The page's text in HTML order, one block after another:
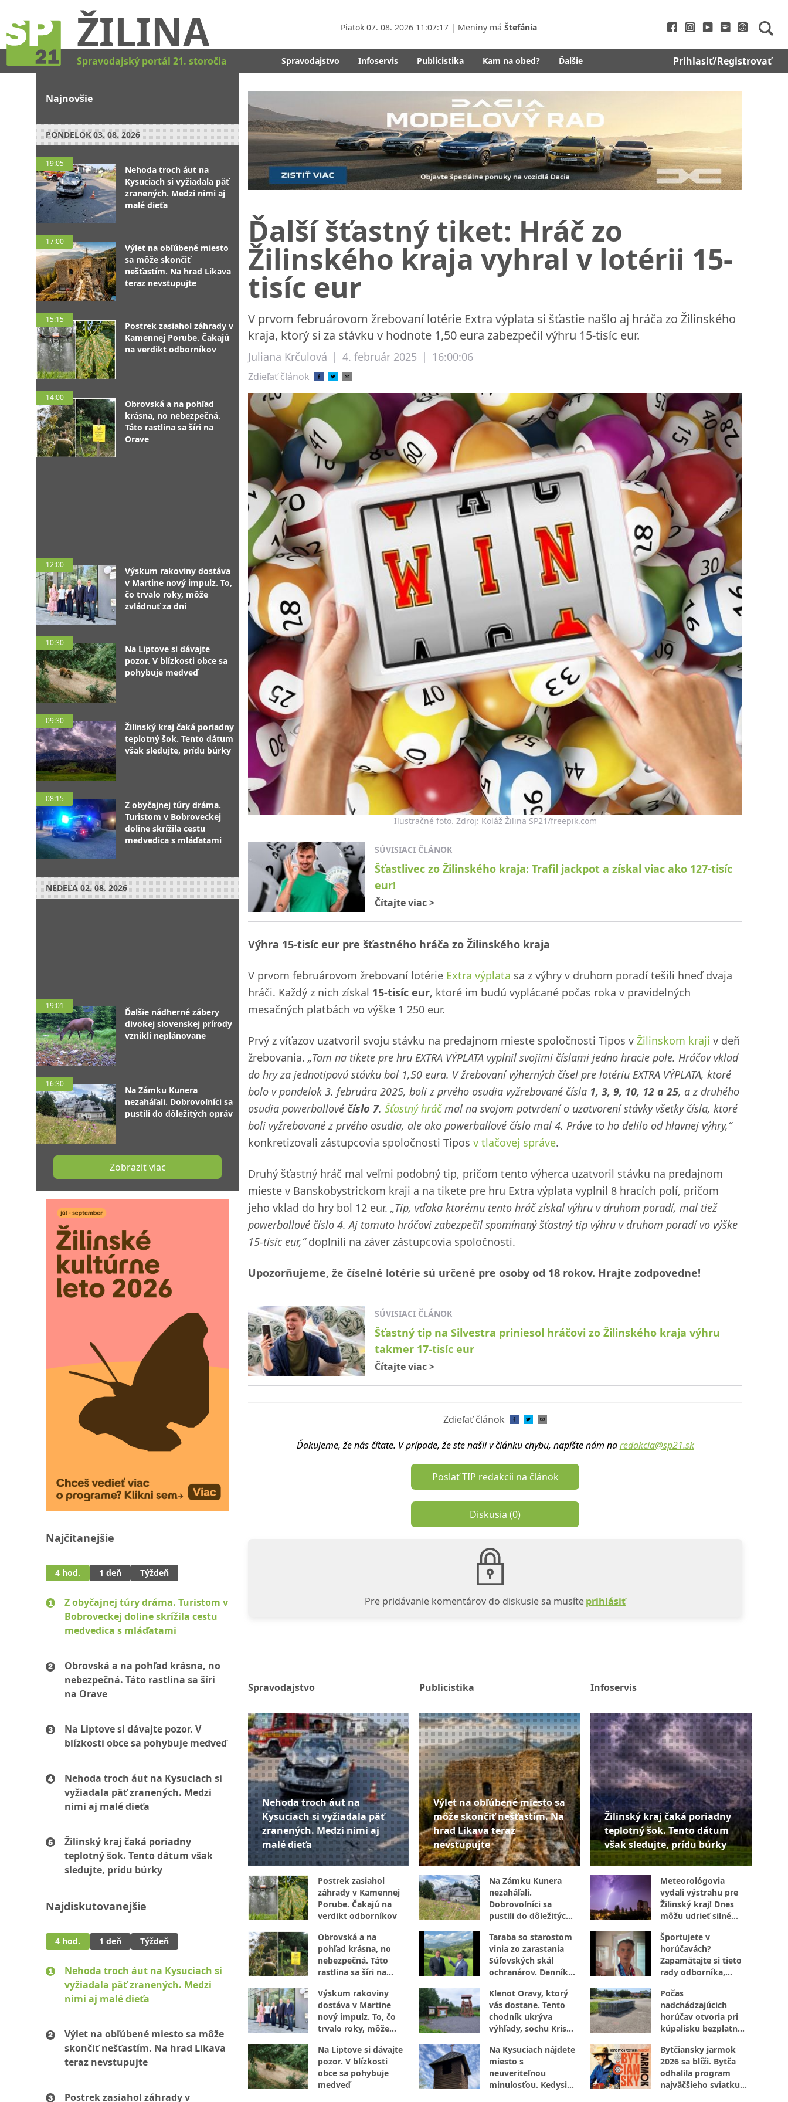
ŽILINA Piatok 07. 08. 2026 11:07:19 | Meniny má Štefánia
Spravodajský portál 21. storočia Spravodajstvo Infoservis Publicistika Kam na obed? Ďalšie Prihlasiť/Registrovať
Najnovšie
PONDELOK 03. 08. 2026
19:05
Nehoda troch áut na
Kysuciach si vyžiadala päť
zranených. Medzi nimi aj
malé dieťa
17:00
Výlet na obľúbené miesto
sa môže skončiť
nešťastím. Na hrad Likava
teraz nevstupujte
15:15
Postrek zasiahol záhrady v
Kamennej Porube. Čakajú
na verdikt odborníkov
14:00
Obrovská a na pohľad
krásna, no nebezpečná.
Táto rastlina sa šíri na
Orave
12:00
Výskum rakoviny dostáva
v Martine nový impulz. To,
čo trvalo roky, môže
zvládnuť za dni
10:30
Na Liptove si dávajte
pozor. V blízkosti obce sa
pohybuje medveď
09:30
Žilinský kraj čaká poriadny
teplotný šok. Tento dátum
však sledujte, prídu búrky
08:15
Z obyčajnej túry dráma.
Turistom v Bobroveckej
doline skrížila cestu
medvedica s mláďatami
NEDEĽA 02. 08. 2026
19:01
Ďalšie nádherné zábery
divokej slovenskej prírody
vznikli neplánovane
16:30
Na Zámku Kunera
nezaháľali. Dobrovoľníci sa
pustili do dôležitých opráv
Zobraziť viac
Najčítanejšie
4 hod. 1 deň Týždeň
Z obyčajnej túry dráma. Turistom v
Bobroveckej doline skrížila cestu
medvedica s mláďatami
Obrovská a na pohľad krásna, no
nebezpečná. Táto rastlina sa šíri
na Orave
Na Liptove si dávajte pozor. V
blízkosti obce sa pohybuje medveď
Nehoda troch áut na Kysuciach si
vyžiadala päť zranených. Medzi
nimi aj malé dieťa
Žilinský kraj čaká poriadny
teplotný šok. Tento dátum však
sledujte, prídu búrky
Najdiskutovanejšie
4 hod. 1 deň Týždeň
Nehoda troch áut na Kysuciach si
vyžiadala päť zranených. Medzi
nimi aj malé dieťa
Výlet na obľúbené miesto sa môže
skončiť nešťastím. Na hrad Likava
teraz nevstupujte
Postrek zasiahol záhrady v
Ďalší šťastný tiket: Hráč zo
Žilinského kraja vyhral v lotérii 15-
tisíc eur
V prvom februárovom žrebovaní lotérie Extra výplata si šťastie našlo aj hráča zo Žilinského
kraja, ktorý si za stávku v hodnote 1,50 eura zabezpečil výhru 15-tisíc eur.
Juliana Krčulová | 4. február 2025 | 16:00:06
Zdieľať článok
Ilustračné foto. Zdroj: Koláž Žilina SP21/freepik.com
SÚVISIACI ČLÁNOK
Šťastlivec zo Žilinského kraja: Trafil jackpot a získal viac ako 127-tisíc
eur!
Čítajte viac>
Výhra 15-tisíc eur pre šťastného hráča zo Žilinského kraja
V prvom februárovom žrebovaní lotérie Extra výplata sa z výhry v druhom poradí tešili hneď dvaja
hráči. Každý z nich získal 15-tisíc eur, ktoré im budú vyplácané počas roka v pravidelných
mesačných platbách vo výške 1 250 eur.
Prvý z víťazov uzatvoril svoju stávku na predajnom mieste spoločnosti Tipos v Žilinskom kraji v deň
žrebovania. „Tam na tikete pre hru EXTRA VÝPLATA vyplnil svojimi číslami jedno hracie pole. Hráčov vklad
do hry za jednotipovú stávku bol 1,50 eura. V žrebovaní výherných čísel pre lotériu EXTRA VÝPLATA, ktoré
bolo v pondelok 3. februára 2025, boli z prvého osudia vyžrebované čísla 1, 3, 9, 10, 12 a 25, a z druhého
osudia powerballové číslo 7. Šťastný hráčmal na svojom potvrdení o uzatvorení stávky všetky čísla, ktoré
boli vyžrebované z prvého osudia, ale ako powerballové číslo mal 4. Práve to ho delilo od hlavnej výhry,“
konkretizovali zástupcovia spoločnosti Tipos v tlačovej správe.
Druhý šťastný hráč mal veľmi podobný tip, pričom tento výherca uzatvoril stávku na predajnom
mieste v Banskobystrickom kraji a na tikete pre hru Extra výplata vyplnil 8 hracích polí, pričom
jeho vklad do hry bol 12 eur. „Tip, vďaka ktorému tento hráč získal výhru v druhom poradí, mal tiež
powerballové číslo 4. Aj tomuto hráčovi zabezpečil spomínaný šťastný tip výhru v druhom poradí vo výške
15-tisíc eur,“doplnili na záver zástupcovia spoločnosti.
Upozorňujeme, že číselné lotérie sú určené pre osoby od 18 rokov. Hrajte zodpovedne!
SÚVISIACI ČLÁNOK
Šťastný tip na Silvestra priniesol hráčovi zo Žilinského kraja výhru
takmer 17-tisíc eur
Čítajte viac>
Zdieľať článok
Ďakujeme, že nás čítate. V prípade, že ste našli v článku chybu, napíšte nám na redakcia@sp21.sk
Poslať TIP redakcii na článok
Diskusia (0)
Pre pridávanie komentárov do diskusie sa musíteprihlásiť
Spravodajstvo
Nehoda troch áut na
Kysuciach si vyžiadala päť
zranených. Medzi nimi aj
malé dieťa
Postrek zasiahol
záhrady v Kamennej
Porube. Čakajú na
verdikt odborníkov
Obrovská a na
pohľad krásna, no
nebezpečná. Táto
rastlina sa šíri na
Výskum rakoviny
dostáva v Martine
nový impulz. To, čo
trvalo roky, môže
Na Liptove si dávajte
pozor. V blízkosti
obce sa pohybuje
medveď
Publicistika
Výlet na obľúbené miesto sa
môže skončiť nešťastím. Na
hrad Likava teraz
nevstupujte
Na Zámku Kunera
nezaháľali.
Dobrovoľníci sa
pustili do dôležitých
Taraba so starostom
vinia zo zarastania
Súľovských skál
ochranárov. Denník
Klenot Oravy, ktorý
vás dostane. Tento
chodník ukrýva
výhľady, sochu Krista
Na Kysuciach nájdete
miesto s
neuveriteľnou
minulosťou. Kedysi
Infoservis
Žilinský kraj čaká poriadny
teplotný šok. Tento dátum
však sledujte, prídu búrky
Meteorológovia
vydali výstrahu pre
Žilinský kraj! Dnes
môžu udrieť silné
krúpami
Športujete v
horúčavách?
Zapamätajte si tieto
rady odborníka,
Počas
nadchádzajúcich
horúčav otvoria pri
kúpalisku bezplatné
sprístupní pozemky?
Bytčiansky jarmok
2026 sa blíži. Bytča
odhalila program
najväčšieho sviatku